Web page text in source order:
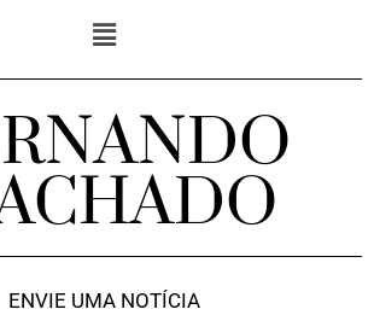
ENVIE UMA NOTÍCIA